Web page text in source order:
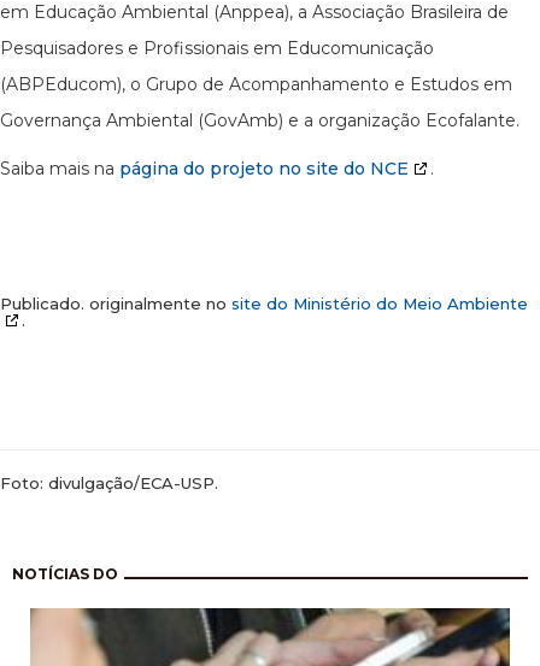
em Educação Ambiental (Anppea), a Associação Brasileira de
Pesquisadores e Profissionais em Educomunicação
(ABPEducom), o Grupo de Acompanhamento e Estudos em
Governança Ambiental (GovAmb) e a organização Ecofalante.
Saiba mais na página do projeto no site do NCE .
Publicado. originalmente no site do Ministério do Meio Ambiente
.
Foto: divulgação/ECA-USP.
NOTÍCIAS DO
Paginação